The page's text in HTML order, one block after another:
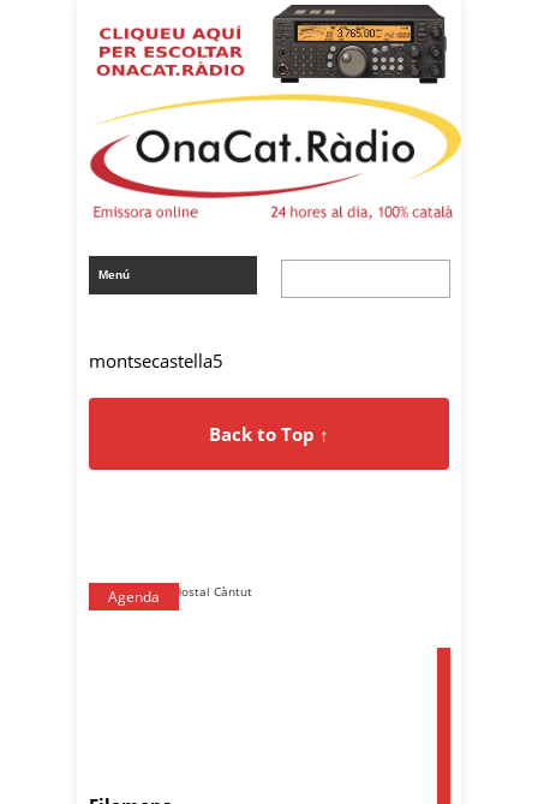
montsecastella5
Back to Top ↑
Agenda